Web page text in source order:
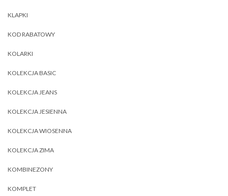
KLAPKI
KOD RABATOWY
KOLARKI
KOLEKCJA BASIC
KOLEKCJA JEANS
KOLEKCJA JESIENNA
KOLEKCJA WIOSENNA
KOLEKCJA ZIMA
KOMBINEZONY
KOMPLET